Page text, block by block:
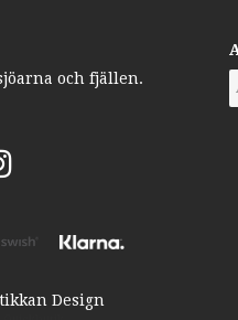
och fjällen.
Design